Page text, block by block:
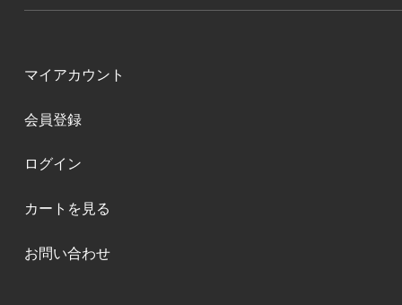
マイアカウント
会員登録
ログイン
カートを見る
お問い合わせ